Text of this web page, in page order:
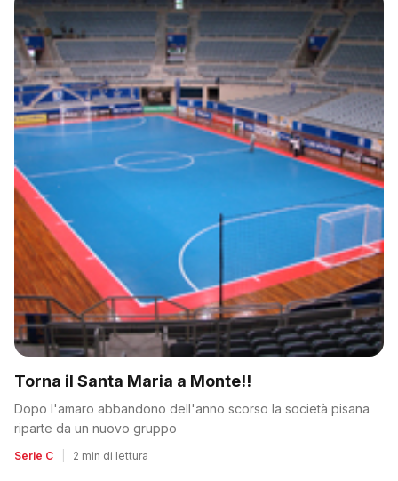
Torna il Santa Maria a Monte!!
Dopo l'amaro abbandono dell'anno scorso la società pisana
riparte da un nuovo gruppo
Serie C 2 min di lettura